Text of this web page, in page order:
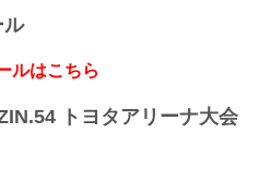
ル
ルはこちら
トヨタアリーナ大会